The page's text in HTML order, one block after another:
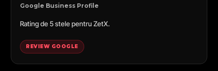
Google Business Profile
Rating de 5 stele pentru ZetX.
REVIEW GOOGLE